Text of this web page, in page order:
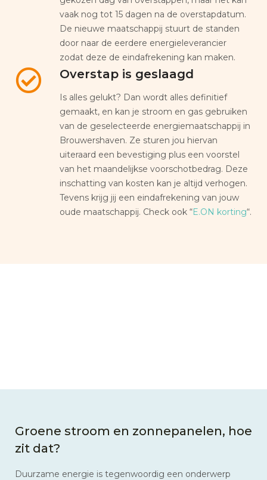
vaak nog tot 15 dagen na de overstapdatum.
De nieuwe maatschappij stuurt de standen
door naar de eerdere energieleverancier
zodat deze de eindafrekening kan maken.
Overstap is geslaagd
Is alles gelukt? Dan wordt alles definitief
gemaakt, en kan je stroom en gas gebruiken
van de geselecteerde energiemaatschappij in
Brouwershaven. Ze sturen jou hiervan
uiteraard een bevestiging plus een voorstel
van het maandelijkse voorschotbedrag. Deze
inschatting van kosten kan je altijd verhogen.
Tevens krijg jij een eindafrekening van jouw
oude maatschappij. Check ook “E.ON korting“.
Groene stroom en zonnepanelen, hoe
zit dat?
Duurzame energie is tegenwoordig een onderwerp